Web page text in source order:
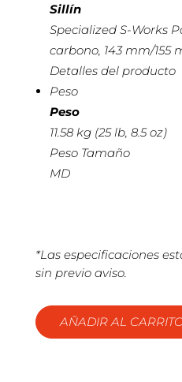
Sillín
Specialized S-Works
carbono, 143 mm/155
Detalles del producto
Peso
Peso
11.58 kg (25 lb, 8.5 oz)
Peso Tamaño
MD
*Las especificaciones
sin previo aviso.
AÑADIR AL